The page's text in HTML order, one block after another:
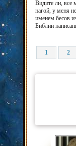
Видите ли, все
нагой, у меня
именем бесов
Библии
1 2